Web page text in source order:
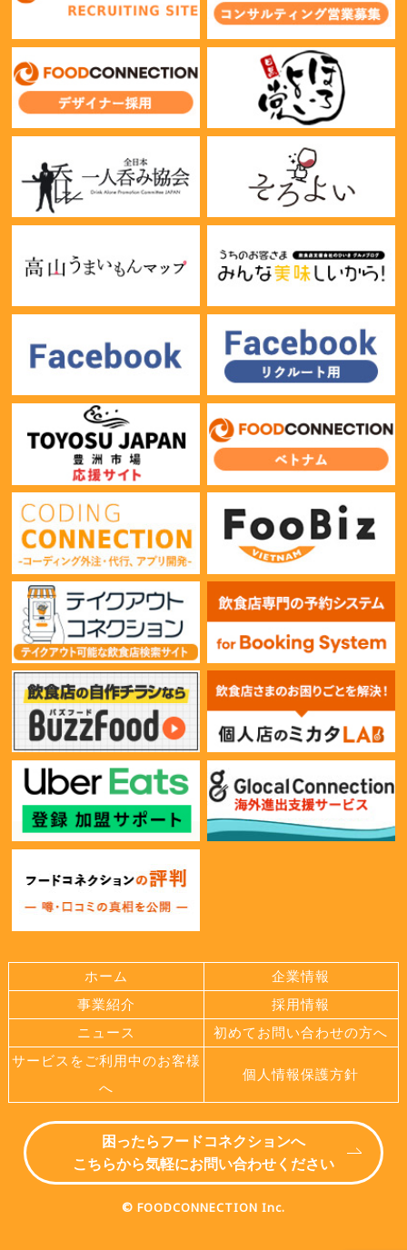
ホーム
企業情報
事業紹介
採用情報
ニュース
初めてお問い合わせの方へ
サービスをご利用中のお客様
へ
個人情報保護方針
困ったらフードコネクションへ
こちらから気軽にお問い合わせください
© FOODCONNECTION Inc.